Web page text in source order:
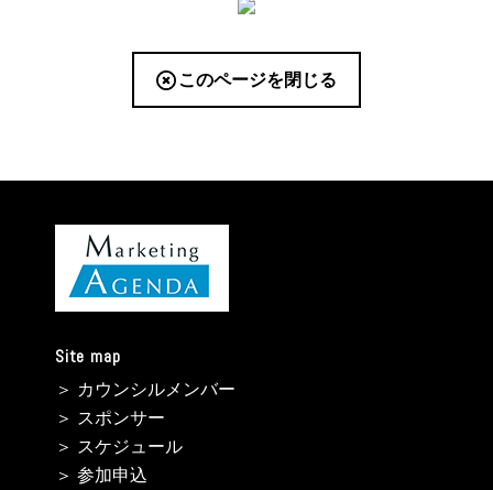
このページを閉じる
Site map
＞ カウンシルメンバー
＞ スポンサー
＞ スケジュール
＞ 参加申込